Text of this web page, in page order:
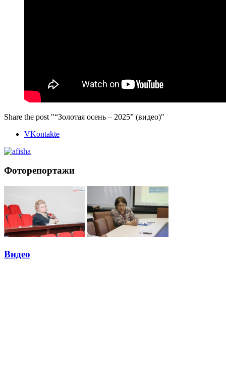
Share the post "“Золотая осень – 2025” (видео)"
VKontakte
Фоторепортажи
Видео